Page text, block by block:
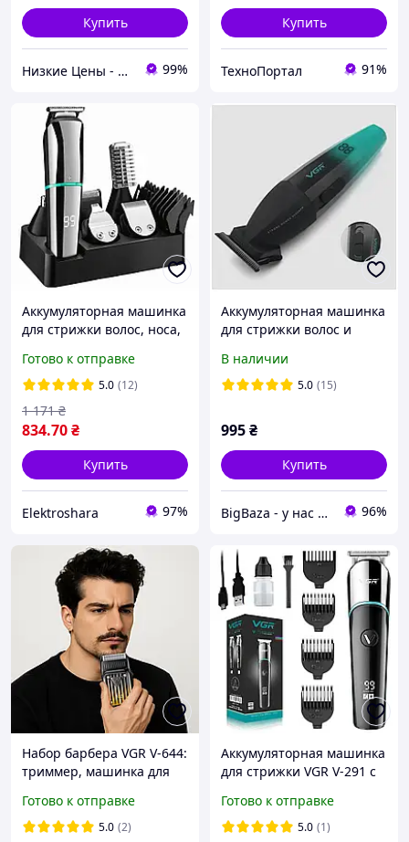
Купить
Низкие Цены - Интернет магазин 99%
Купить
ТехноПортал 91%
Аккумуляторная машинка
для стрижки волос, носа,
Беспроводной триммер с
дисплеем
Готово к отправке
5.0 (12)
834.70₴
1 171 ₴
Купить
Elektroshara 97%
Аккумуляторная машинка
для стрижки волос и
VGR V906 универсальная
для домашнего
В наличии
5.0 (15)
995₴
Купить
BigBaza - у нас лучшие цены! 96%
Набор барбера VGR V-644:
триммер, машинка для
насадок / Аккумуляторная
машинка для
Готово к отправке
5.0 (2)
Аккумуляторная машинка
для стрижки VGR V-291 с
Триммер для бороды
Готово к отправке
5.0 (1)